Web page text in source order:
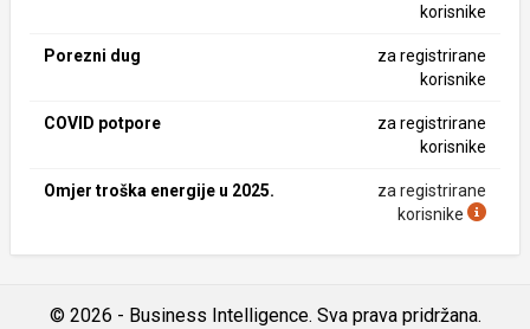
korisnike
Porezni dug
za registrirane
korisnike
COVID potpore
za registrirane
korisnike
Omjer troška energije u 2025.
za registrirane
korisnike
© 2026 - Business Intelligence. Sva prava pridržana.